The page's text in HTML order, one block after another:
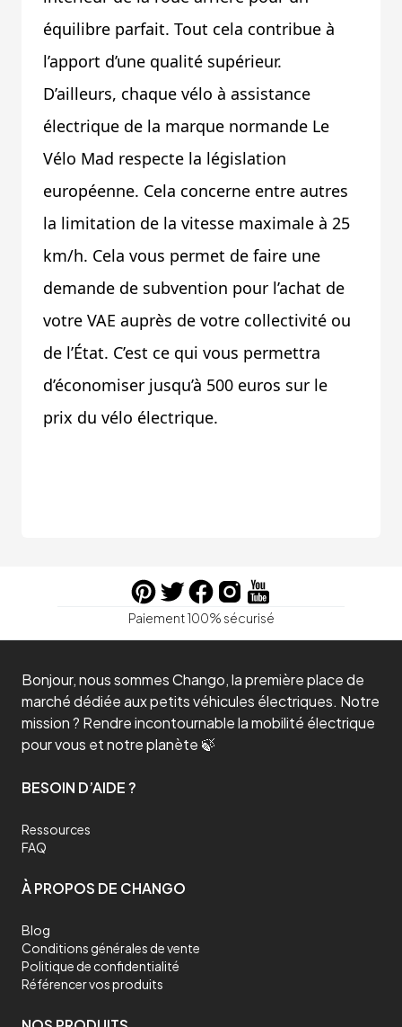
équilibre parfait. Tout cela contribue à
l’apport d’une qualité supérieur.
D’ailleurs, chaque vélo à assistance
électrique de la marque normande Le
Vélo Mad respecte la législation
européenne. Cela concerne entre autres
la limitation de la vitesse maximale à 25
km/h. Cela vous permet de faire une
demande de subvention pour l’achat de
votre VAE auprès de votre collectivité ou
de l’État. C’est ce qui vous permettra
d’économiser jusqu’à 500 euros sur le
prix du vélo électrique.
Paiement 100% sécurisé
Bonjour, nous sommes Chango, la première place de
marché dédiée aux petits véhicules électriques. Notre
mission ? Rendre incontournable la mobilité électrique
pour vous et notre planète 🍃
BESOIN D’AIDE ?
Ressources
FAQ
À PROPOS DE CHANGO
Blog
Conditions générales de vente
Politique de confidentialité
Référencer vos produits